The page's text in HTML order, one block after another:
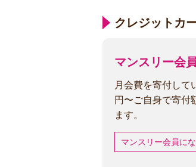
クレジットカ
マンスリー会員
月会費を寄付して
円〜ご自身で寄付
ます。
マンスリー会員に